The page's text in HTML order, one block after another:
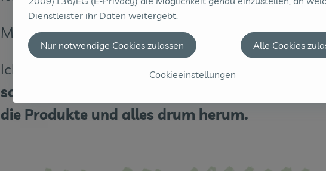
Meine Touren:Meppen und Sögel
Ich bin Biobote, weil...
ich den Bioboten klasse
schon immer hier arbeiten wollte. Ich mag das
die Produkte und alles drum herum.
Dienstleister ihr Daten weitergebt.
Cookieeinstellungen
Nur notwendige Cookies zulassen Alle Cookies